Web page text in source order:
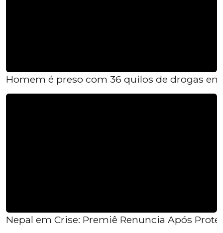
Homem é preso com 36 quilos de drogas
Nepal em Crise: Premiê Renuncia Após